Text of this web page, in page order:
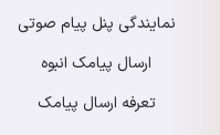
نمایندگی پنل پیام صوتی
ارسال پیامک انبوه
تعرفه ارسال پیامک